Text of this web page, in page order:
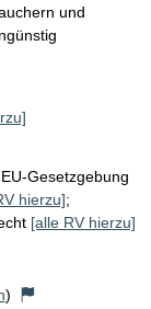
und
EU-Gesetzgebung
hierzu];
[alle RV hierzu]
)